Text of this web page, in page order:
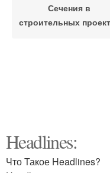
Сечения в
строительных
Headlines:
Что Такое Headlines?